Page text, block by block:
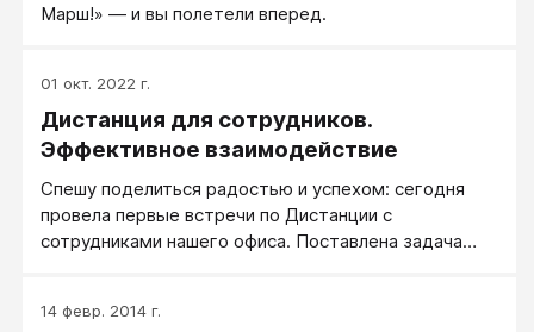
Марш!» — и вы полетели вперед.
01 окт. 2022 г.
Дистанция для сотрудников.
Эффективное взаимодействие
Спешу поделиться радостью и успехом: сегодня
провела первые встречи по Дистанции с
сотрудниками нашего офиса. Поставлена задача
передачу информации и ускорить взаимодействие.
14 февр. 2014 г.